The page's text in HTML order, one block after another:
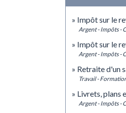
Impôt sur le
Argent - Impôts -
Impôt sur le
Argent - Impôts -
Retraite d'un
Travail -
Livrets, plans
Argent - Impôts -